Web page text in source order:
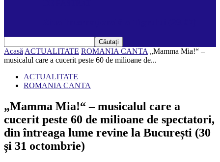
Acasă ACTUALITATE ROMANIA CANTA „Mamma Mia!“ –
musicalul care a cucerit peste 60 de milioane de...
ACTUALITATE
ROMANIA CANTA
„Mamma Mia!“ – musicalul care a
cucerit peste 60 de milioane de spectatori,
din întreaga lume revine la București (30
și 31 octombrie)